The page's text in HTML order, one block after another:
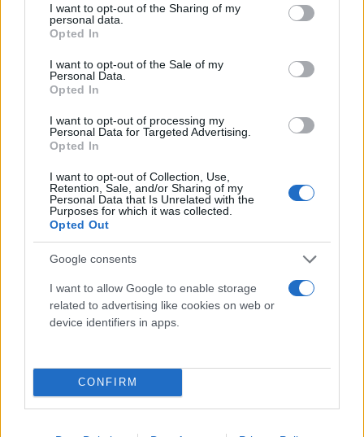
not limited to your visit or usage behaviour. You may click to
grant or deny consent to Google and its third-party tags to
use your data for below specified purposes in below Google
consent section.
I want to opt-out of the Sharing of my
personal data.
Opted In
I want to opt-out of the Sale of my
Personal Data.
Opted In
I want to opt-out of processing my
Personal Data for Targeted Advertising.
Opted In
I want to opt-out of Collection, Use,
Retention, Sale, and/or Sharing of my
Personal Data that Is Unrelated with the
Purposes for which it was collected.
Opted Out
Google consents
I want to allow Google to enable storage
related to advertising like cookies on web or
device identifiers in apps.
CONFIRM
The garbage bin at the top of the world: Mount
Everest's highest campsite is littered with
abandoned tents, trash and human waste, video
— Daily Mail (@DailyMail)June 1, 2026
Το βουνό που έγινε προϊόν
Η εικόνα του Έβερεστ ως «τελικού προορισμού» για
όσους έχουν τα χρήματα, τον εξοπλισμό και μια
θέση σε οργανωμένη αποστολή έχει αλλάξει ριζικά
τη φυσιογνωμία του βουνού. Εκεί όπου κάποτε η
ανάβαση θεωρούνταν αποστολή ζωής για λίγους,
σήμερα έχει μετατραπεί σε μια πανάκριβη, υψηλού
Οι υποστηρικτές των μεγάλων αποστολών